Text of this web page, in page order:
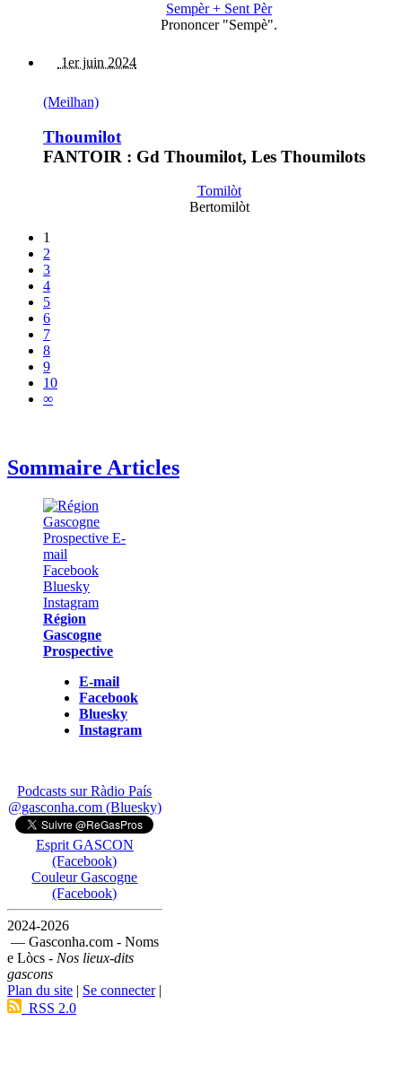
Sempèr + Sent Pèr
Prononcer "Sempè".
1er juin 2024
(Meilhan)
Thoumilot
FANTOIR : Gd Thoumilot, Les Thoumilots
Tomilòt
Bertomilòt
1
2
3
4
5
6
7
8
9
10
∞
Sommaire Articles
Région
Gascogne
Prospective
E-mail
Facebook
Bluesky
Instagram
Podcasts sur Ràdio País
@gasconha.com (Bluesky)
Esprit GASCON
(Facebook)
Couleur Gascogne
(Facebook)
2024-2026
— Gasconha.com - Noms
e Lòcs - Nos lieux-dits
gascons
Plan du site | Se connecter|
RSS 2.0